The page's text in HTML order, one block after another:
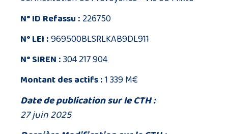
N° ID Refassu :226750
N° LEI :969500BLSRLKAB9DL911
N° SIREN :304 217 904
Montant des actifs :1 339 M€
Date de publication sur le CTH :
27 juin 2025